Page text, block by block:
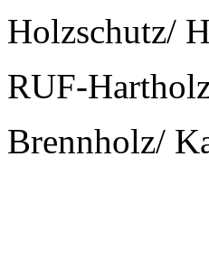
Holzschutz/
RUF-
Brennholz/